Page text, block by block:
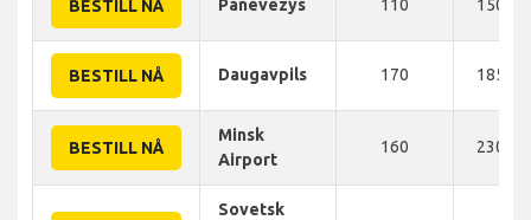
BESTILL NÅ Panevezys 110 150 KM
BESTILL NÅ Daugavpils 170 185 KM
BESTILL NÅ
Minsk
Airport
160 230 KM
Sovetsk